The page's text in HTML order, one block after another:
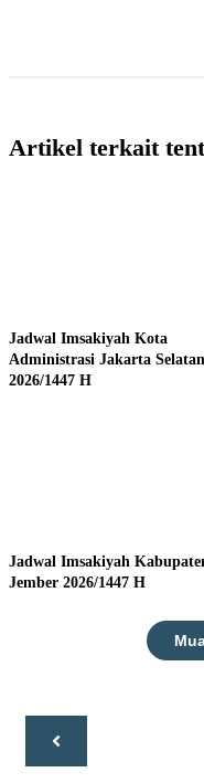
Artikel terkait
Jadwal Imsakiyah Kota
Administrasi Jakarta Selatan
2026/1447 H
Jadwal Imsakiyah
Jember 2026/1447 H